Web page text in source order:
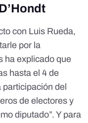
con Luis Rueda,
por la
ha explicado que
hasta el 4 de
del
de electores y
diputado”. Y para